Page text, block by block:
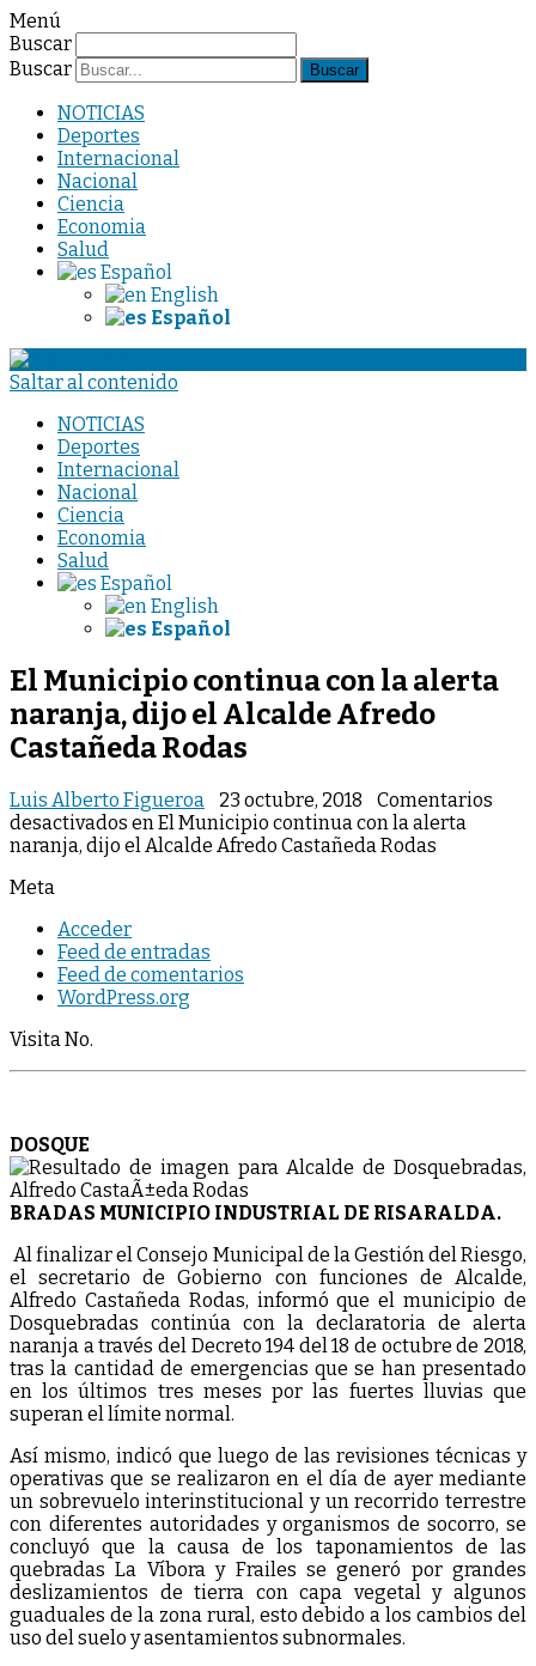
Menú
Buscar
Buscar
NOTICIAS
Deportes
Internacional
Nacional
Ciencia
Economia
Salud
Español
English
Español
Saltar al contenido
NOTICIAS
Deportes
Internacional
Nacional
Ciencia
Economia
Salud
Español
English
Español
El Municipio continua con la alerta
naranja, dijo el Alcalde Afredo
Castañeda Rodas
Luis Alberto Figueroa 23 octubre, 2018
Comentarios
desactivados en El Municipio continua con la alerta
naranja, dijo el Alcalde Afredo Castañeda Rodas
Meta
Acceder
Feed de entradas
Feed de comentarios
WordPress.org
Visita No.
DOSQUE
BRADAS MUNICIPIO INDUSTRIAL DE RISARALDA.
Al finalizar el Consejo Municipal de la Gestión del Riesgo,
el secretario de Gobierno con funciones de Alcalde,
Alfredo Castañeda Rodas, informó que el municipio de
Dosquebradas continúa con la declaratoria de alerta
naranja a través del Decreto 194 del 18 de octubre de 2018,
tras la cantidad de emergencias que se han presentado
en los últimos tres meses por las fuertes lluvias que
superan el límite normal.
Así mismo, indicó que luego de las revisiones técnicas y
operativas que se realizaron en el día de ayer mediante
un sobrevuelo interinstitucional y un recorrido terrestre
con diferentes autoridades y organismos de socorro, se
concluyó que la causa de los taponamientos de las
quebradas La Víbora y Frailes se generó por grandes
deslizamientos de tierra con capa vegetal y algunos
guaduales de la zona rural, esto debido a los cambios del
uso del suelo y asentamientos subnormales.